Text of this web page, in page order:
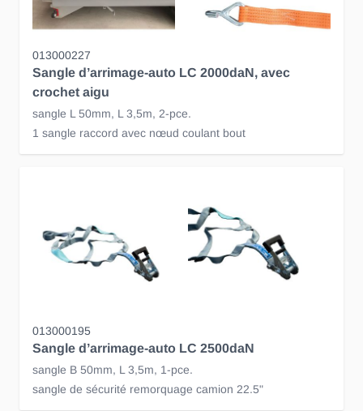
013000227
Sangle d’arrimage-auto LC 2000daN, avec
crochet aigu
sangle L 50mm, L 3,5m, 2-pce.
1 sangle raccord avec nœud coulant bout
013000195
Sangle d’arrimage-auto LC 2500daN
sangle B 50mm, L 3,5m, 1-pce.
sangle de sécurité remorquage camion 22.5"